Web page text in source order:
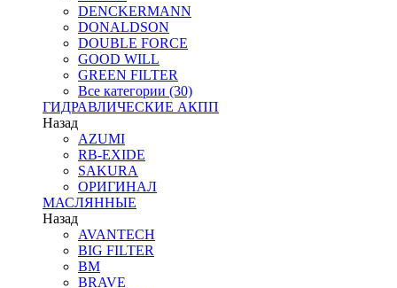
DENCKERMANN
DONALDSON
DOUBLE FORCE
GOOD WILL
GREEN FILTER
Все категории (30)
ГИДРАВЛИЧЕСКИЕ АКПП
Назад
AZUMI
RB-EXIDE
SAKURA
ОРИГИНАЛ
МАСЛЯННЫЕ
Назад
AVANTECH
BIG FILTER
BM
BRAVE